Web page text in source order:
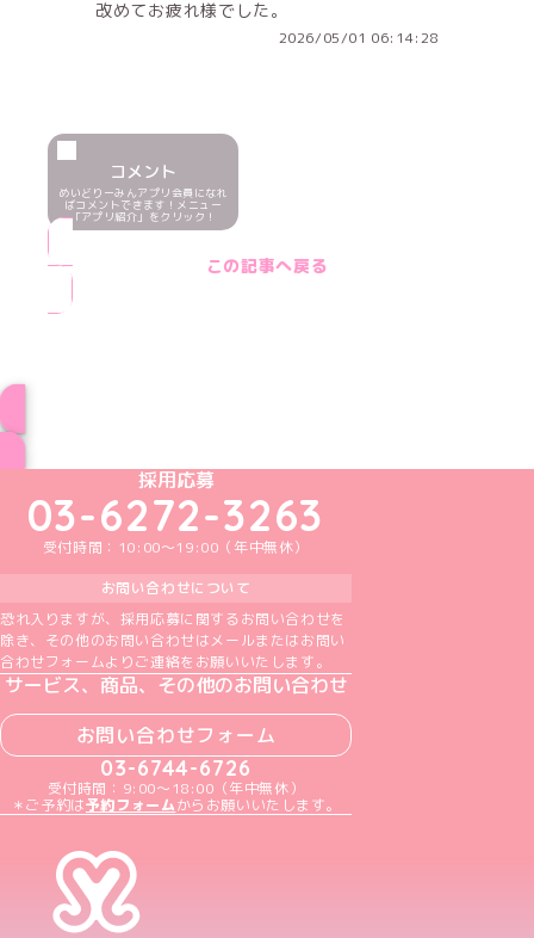
改めてお疲れ様でした。
2026/05/01 06:14:28
コメント
めいどりーみんアプリ会員になれ
ばコメントできます！メニュー
「アプリ紹介」をクリック！
この記事へ戻る
めいどりーみんTikTok公式アカウント
めいどりーみんX公式アカウント
めいどりーみんInstagram公式アカウント
めいどりーみんFacebook公式アカウン
めいどりーみんYouTube公式アカ
採用応募
03-6272-3263
受付時間：10:00～19:00（年中無休）
お問い合わせについて
恐れ入りますが、採用応募に関するお問い合わせを
除き、その他のお問い合わせはメールまたはお問い
合わせフォームよりご連絡をお願いいたします。
サービス、商品、その他のお問い合わせ
お問い合わせフォーム
03-6744-6726
受付時間：9:00～18:00（年中無休）
＊ご予約は予約フォームからお願いいたします。